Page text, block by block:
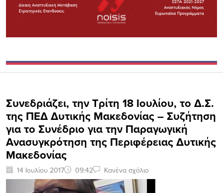
Συνεδριάζει, την Τρίτη 18 Ιουλίου, το Δ.Σ.
της ΠΕΔ Δυτικής Μακεδονίας – Συζήτηση
για το Συνέδριο για την Παραγωγική
Ανασυγκρότηση της Περιφέρειας Δυτικής
Μακεδονίας
14 Ιουλίου 2017 09:42 Κανένα σχόλιο